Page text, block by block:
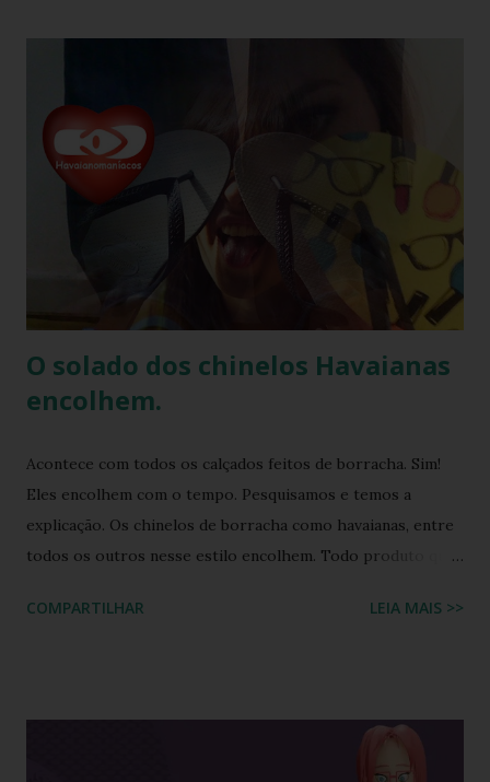
confraternizações do trabalho, nas festas de fim de ano,
etc.. Além da diversão que a brincadeira proporciona,
também é uma excelente oportunidade de ganhar muitas
havaianas e incorporar sua coleção.
O solado dos chinelos Havaianas
encolhem.
Acontece com todos os calçados feitos de borracha. Sim!
Eles encolhem com o tempo. Pesquisamos e temos a
explicação. Os chinelos de borracha como havaianas, entre
todos os outros nesse estilo encolhem. Todo produto que
tanto do calor quanto do frio, ou seja, durante o processo
será molhado e exposto ao sol, sendo assim o chinelo pode
encolher de 1 a 2 cm. A comprovação é simples, se você
COMPARTILHAR LEIA MAIS >>